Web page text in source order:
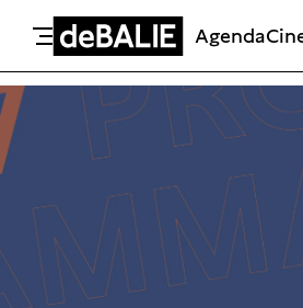
Meteen naar de content
De Balie
Agenda